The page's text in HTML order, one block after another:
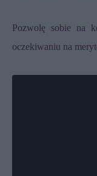
Pozwolę sobie na
oczekiwaniu na